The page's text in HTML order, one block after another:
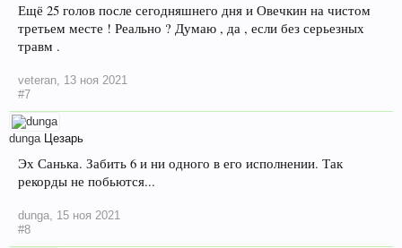
Ещё 25 голов после сегодняшнего дня и Овечкин на чистом
третьем месте ! Реально ? Думаю , да , если без серьезных
травм .
veteran 13 ноя 2021
#7
dunga Цезарь
Эх Санька. Забить 6 и ни одного в его исполнении. Так
рекорды не побьются...
dunga 15 ноя 2021
#8